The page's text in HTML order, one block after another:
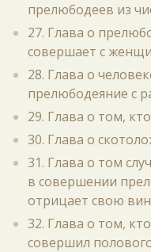
прелюбодеев из
27. Глава о
совершает с
28. Глава о
прелюбодеяние с
29. Глава о том,
30. Глава о
31. Глава о том
в совершении
отрицает свою
32. Глава о том,
совершил